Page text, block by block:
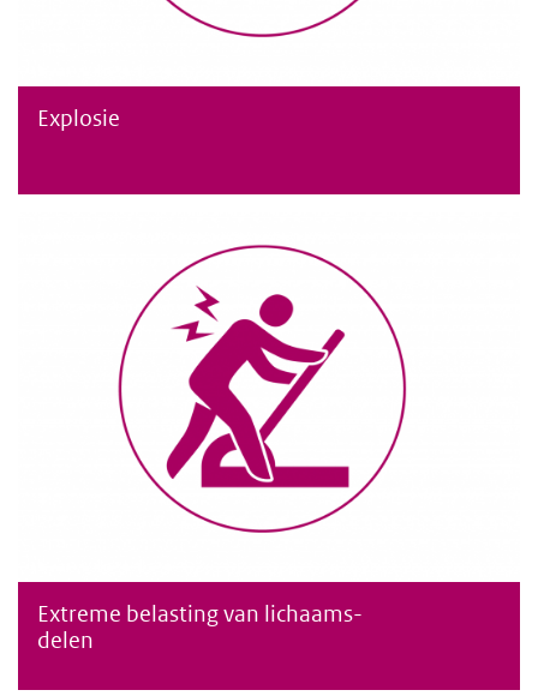
Explosie
Explosie
Extreme belasting van lichaamsdelen
Extreme belasting van lichaams-
delen